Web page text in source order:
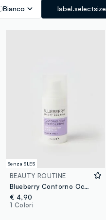
Bianco label.selectsize
Senza SLES
BEAUTY ROUTINE
Blueberry Contorno Occhi Effetto Lifting Beauty Routine
€ 4,90
1 Colori